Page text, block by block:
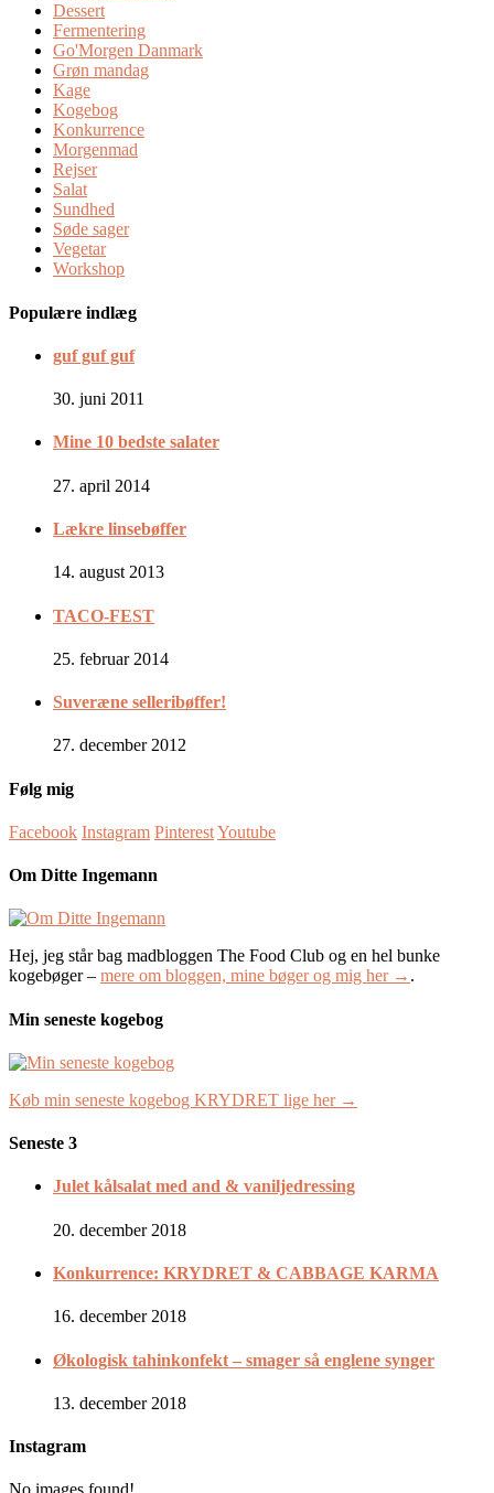
Dessert
Fermentering
Go'Morgen Danmark
Grøn mandag
Kage
Kogebog
Konkurrence
Morgenmad
Rejser
Salat
Sundhed
Søde sager
Vegetar
Workshop
Populære indlæg
guf guf guf
30. juni 2011
Mine 10 bedste salater
27. april 2014
Lækre linsebøffer
14. august 2013
TACO-FEST
25. februar 2014
Suveræne selleribøffer!
27. december 2012
Følg mig
Facebook Instagram PinterestYoutube
Om Ditte Ingemann
Hej, jeg står bag madbloggen The Food Club og en hel bunke
kogebøger – mere om bloggen, mine bøger og mig her → .
Min seneste kogebog
Køb min seneste kogebog KRYDRET lige her →
Seneste 3
Julet kålsalat med and & vaniljedressing
20. december 2018
Konkurrence: KRYDRET & CABBAGE KARMA
16. december 2018
Økologisk tahinkonfekt – smager så englene synger
13. december 2018
Instagram